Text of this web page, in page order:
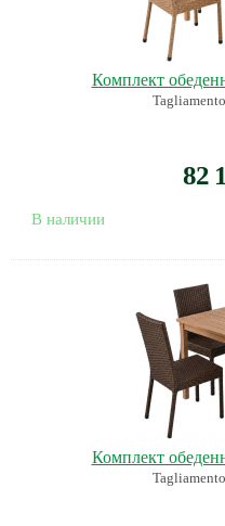
Комплект
82
В наличии
Комплект